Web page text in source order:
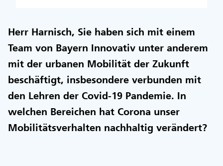
Herr Harnisch, Sie haben sich mit einem
Team von Bayern Innovativ unter anderem
mit der urbanen Mobilität der Zukunft
beschäftigt, insbesondere verbunden mit
den Lehren der Covid-19 Pandemie. In
welchen Bereichen hat Corona unser
Mobilitätsverhalten nachhaltig verändert?